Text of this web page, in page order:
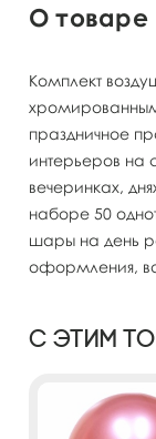
О товаре
Комплект
праздничное
интерьеров на
вечеринках,
наборе 50
шары на день
оформления,
С этим